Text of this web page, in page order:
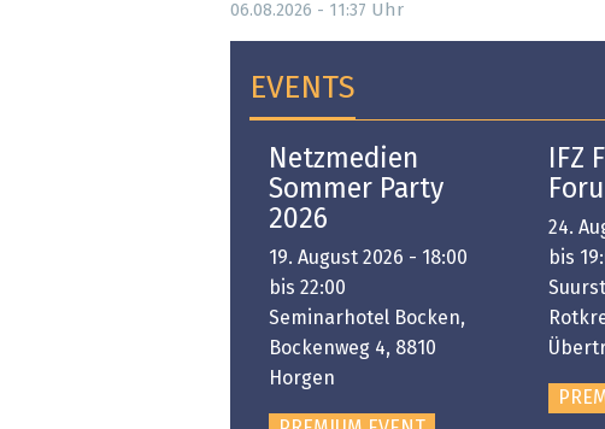
06.08.2026 - 11:37 Uhr
EVENTS
Netzmedien
Sommer Party
2026
19. August 2026 - 18:00
bis 22:00
Seminarhotel Bocken,
Bockenweg 4, 8810
Horgen
IFZ
24.
bis